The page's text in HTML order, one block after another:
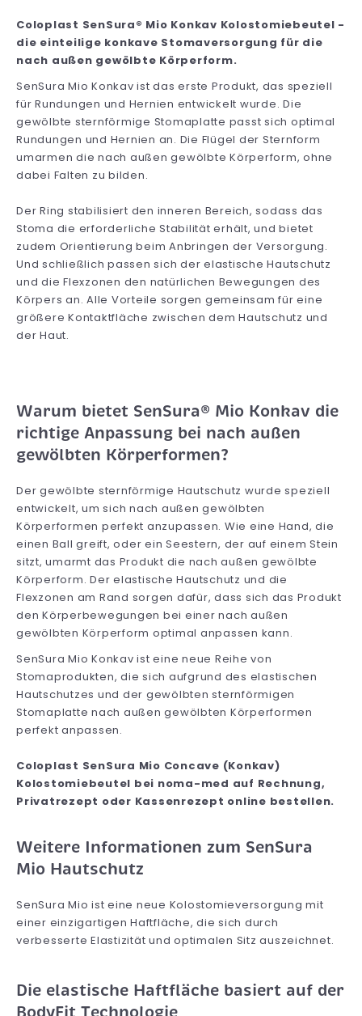
Coloplast SenSura® Mio Konkav Kolostomiebeutel -
die einteilige konkave Stomaversorgung für die
nach außen gewölbte Körperform.
SenSura Mio Konkav ist das erste Produkt, das speziell
für Rundungen und Hernien entwickelt wurde. Die
gewölbte sternförmige Stomaplatte passt sich optimal
Rundungen und Hernien an. Die Flügel der Sternform
umarmen die nach außen gewölbte Körperform, ohne
dabei Falten zu bilden.
Der Ring stabilisiert den inneren Bereich, sodass das
Stoma die erforderliche Stabilität erhält, und bietet
zudem Orientierung beim Anbringen der Versorgung.
Und schließlich passen sich der elastische Hautschutz
und die Flexzonen den natürlichen Bewegungen des
Körpers an. Alle Vorteile sorgen gemeinsam für eine
größere Kontaktfläche zwischen dem Hautschutz und
der Haut.
Warum bietet SenSura® Mio Konkav die
richtige Anpassung bei nach außen
gewölbten Körperformen?
Der gewölbte sternförmige Hautschutz wurde speziell
entwickelt, um sich nach außen gewölbten
Körperformen perfekt anzupassen. Wie eine Hand, die
einen Ball greift, oder ein Seestern, der auf einem Stein
sitzt, umarmt das Produkt die nach außen gewölbte
Körperform. Der elastische Hautschutz und die
Flexzonen am Rand sorgen dafür, dass sich das Produkt
den Körperbewegungen bei einer nach außen
gewölbten Körperform optimal anpassen kann.
SenSura Mio Konkav ist eine neue Reihe von
Stomaprodukten, die sich aufgrund des elastischen
Hautschutzes und der gewölbten sternförmigen
Stomaplatte nach außen gewölbten Körperformen
perfekt anpassen.
Coloplast SenSura Mio Concave (Konkav)
Kolostomiebeutel bei noma-med auf Rechnung,
Privatrezept oder Kassenrezept online bestellen.
Weitere Informationen zum SenSura
Mio Hautschutz
SenSura Mio ist eine neue Kolostomieversorgung mit
einer einzigartigen Haftfläche, die sich durch
verbesserte Elastizität und optimalen Sitz auszeichnet.
Die elastische Haftfläche basiert auf der